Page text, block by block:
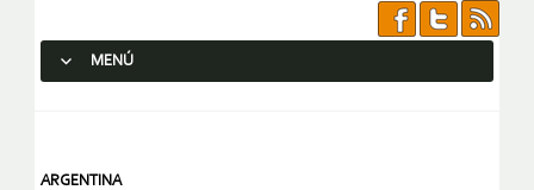
MENÚ
ARGENTINA